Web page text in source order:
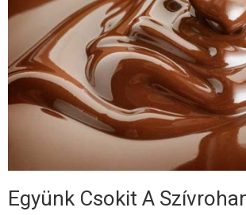
Együnk Csokit A